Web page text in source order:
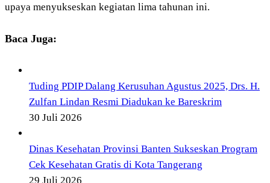
upaya menyukseskan kegiatan lima tahunan ini.
Baca Juga:
Tuding PDIP Dalang Kerusuhan Agustus 2025, Drs. H.
Zulfan Lindan Resmi Diadukan ke Bareskrim
30 Juli 2026
Dinas Kesehatan Provinsi Banten Sukseskan Program
Cek Kesehatan Gratis di Kota Tangerang
29 Juli 2026